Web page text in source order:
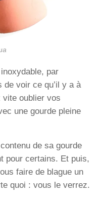
par
voir ce qu’il y a à
vite oublier vos
une gourde pleine
de sa gourde
pour certains. Et puis,
faire de blague un
quoi : vous le verrez.